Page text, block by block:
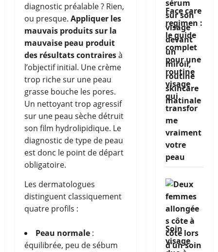
diagnostic préalable ? Rien,
ou presque. Appliquer les
mauvais produits sur la
mauvaise peau produit
des résultats contrairesà
l’objectif initial. Une crème
trop riche sur une peau
grasse bouche les pores.
Un nettoyant trop agressif
sur une peau sèche détruit
son film hydrolipidique. Le
diagnostic de type de peau
est donc le point de départ
obligatoire.
Les dermatologues
distinguent classiquement
quatre profils :
Peau normale :
équilibrée, peu de sébum
Face care
regimen :
le guide
complet
pour une
routine
visage
qui
transfor
me
vraiment
votre
peau
Soin
visage